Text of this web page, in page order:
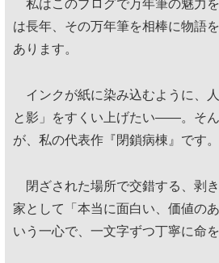
私はこのブログで万年筆の魅力
は長年、その万年筆を相棒に物語
あります。
インクが紙に染み込むように、
と影」をすくい上げたい——。そ
が、私の代表作『閉鎖病棟』です。
閉ざされた場所で交錯する、剥
家として「本当に面白い、価値の
いう一心で、一文字ずつ丁寧に命